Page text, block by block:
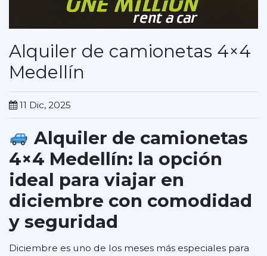
Alquiler de camionetas 4×4
Medellín
11 Dic, 2025
Alquiler de camionetas
4×4 Medellín: la opción
ideal para viajar en
diciembre con comodidad
y seguridad
Diciembre es uno de los meses más especiales para